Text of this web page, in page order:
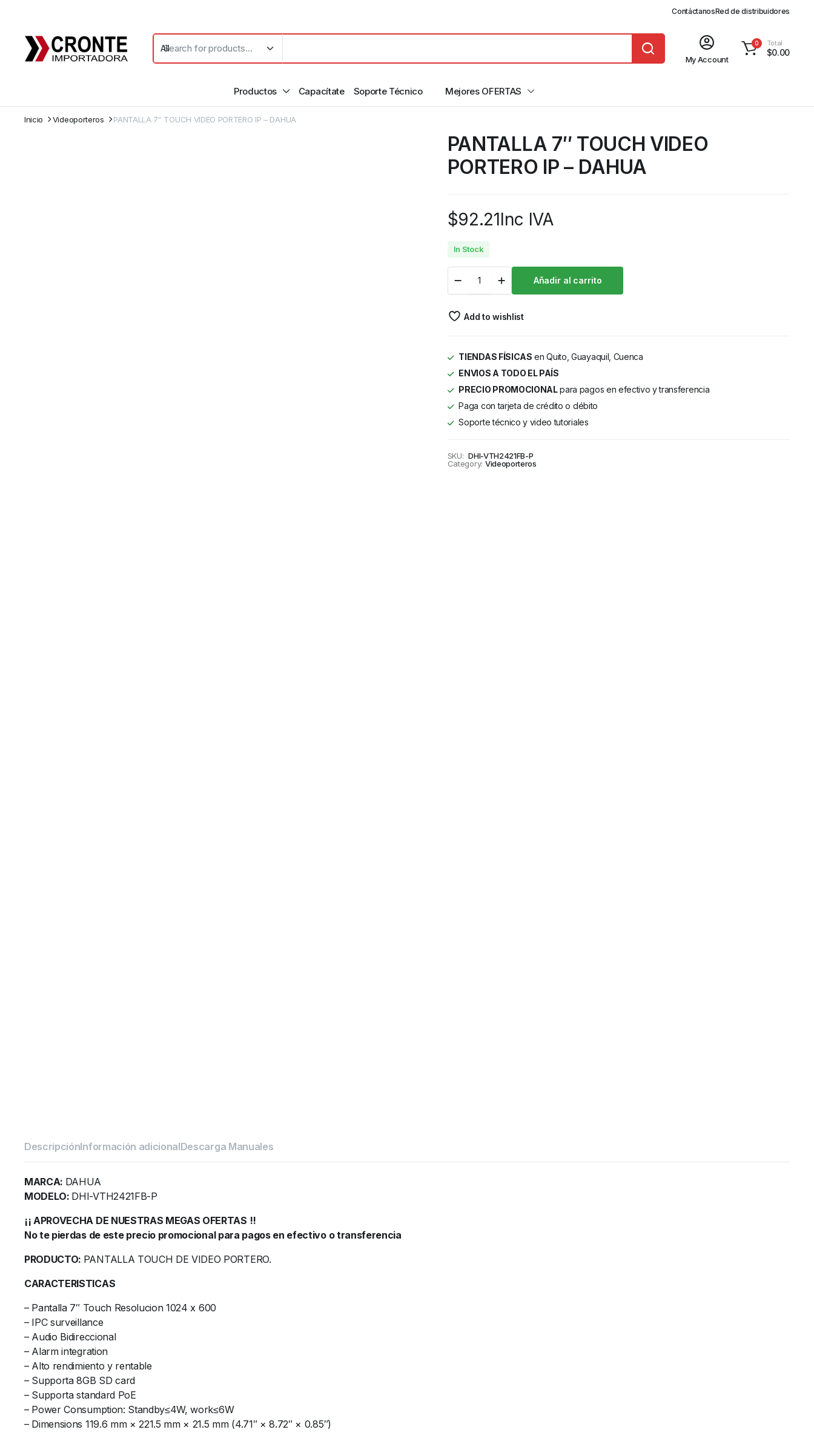
ContáctanosRed de distribuidores
My Account
0 Total
$0.00
Productos Capacítate Soporte Técnico Mejores OFERTAS
Inicio Videoporteros PANTALLA 7″ TOUCH VIDEO PORTERO IP – DAHUA
PANTALLA 7″ TOUCH VIDEO
PORTERO IP – DAHUA
$92.21Inc IVA
In Stock
Añadir al carrito
Add to wishlist
TIENDAS FÍSICAS en Quito, Guayaquil, Cuenca
ENVIOS A TODO EL PAÍS
PRECIO PROMOCIONALpara pagos en efectivo y transferencia
Paga con tarjeta de crédito o débito
Soporte técnico y video tutoriales
SKU: DHI-VTH2421FB-P
Category: Videoporteros
DescripciónInformación adicionalDescarga Manuales
MARCA: DAHUA
MODELO: DHI-VTH2421FB-P
¡¡ APROVECHA DE NUESTRAS MEGAS OFERTAS !!
No te pierdas de este precio promocional para pagos en efectivo o transferencia
PRODUCTO: PANTALLA TOUCH DE VIDEO PORTERO.
CARACTERISTICAS
– Pantalla 7″ Touch Resolucion 1024 x 600
– IPC surveillance
– Audio Bidireccional
– Alarm integration
– Alto rendimiento y rentable
– Supporta 8GB SD card
– Supporta standard PoE
– Power Consumption: Standby≤4W, work≤6W
– Dimensions 119.6 mm × 221.5 mm × 21.5 mm (4.71″ × 8.72″ × 0.85″)